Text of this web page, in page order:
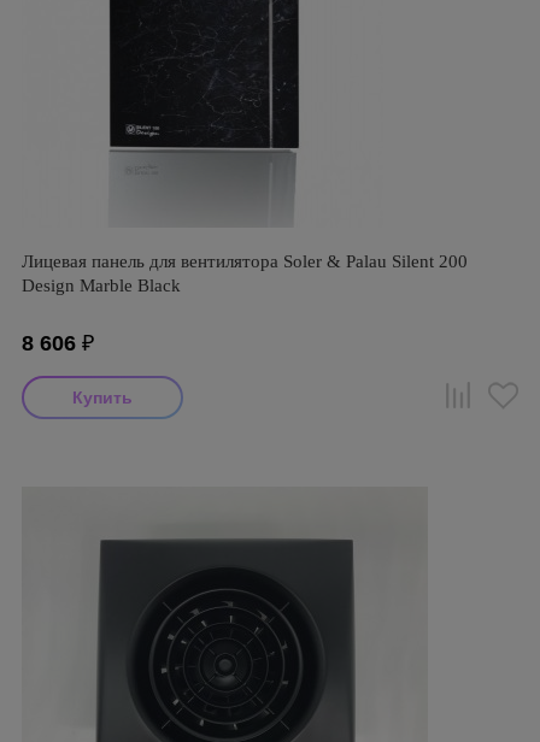
Лицевая панель для вентилятора Soler & Palau Silent 200
Design Marble Black
8 606 ₽